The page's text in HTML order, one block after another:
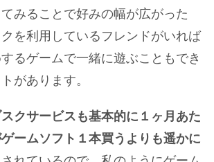
みることで好みの幅が広がった
を利用しているフレンドがいれば
るゲームで一緒に遊ぶこともでき
があります。
クサービスも基本的に１ヶ月あた
ームソフト１本買うよりも遥かに